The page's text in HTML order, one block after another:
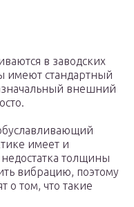
в заводских
имеют стандартный
внешний
имеет и
толщины
вибрацию, поэтому
о том, что такие